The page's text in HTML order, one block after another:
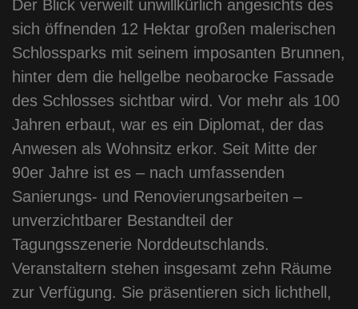
Der Blick verweilt unwillkürlich angesichts des
sich öffnenden 12 Hektar großen malerischen
Schlossparks mit seinem imposanten Brunnen,
hinter dem die hellgelbe neobarocke Fassade
des Schlosses sichtbar wird. Vor mehr als 100
Jahren erbaut, war es ein Diplomat, der das
Anwesen als Wohnsitz erkor. Seit Mitte der
90er Jahre ist es – nach umfassenden
Sanierungs- und Renovierungsarbeiten –
unverzichtbarer Bestandteil der
Tagungsszenerie Norddeutschlands.
Veranstaltern stehen insgesamt zehn Räume
zur Verfügung. Sie präsentieren sich lichthell,